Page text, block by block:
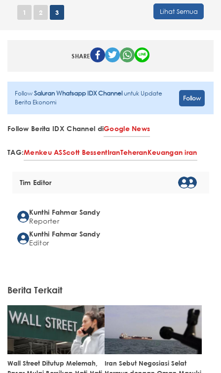
1 2 3 Lihat Semua
SHARE
FollowSaluran Whatsapp IDX Channeluntuk Update
Berita Ekonomi
Follow
Follow Berita IDX Channel diGoogle News
TAG:Menkeu ASScott BessentIranTeheranKeuangan iran
Tim Editor
Kunthi Fahmar Sandy
Reporter
Kunthi Fahmar Sandy
Editor
Berita Terkait
Wall Street Ditutup Melemah,
Iran Sebut Negosiasi Selat